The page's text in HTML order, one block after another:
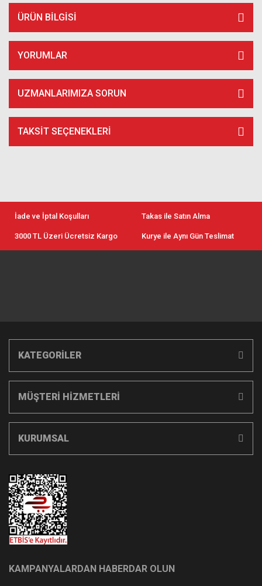
ÜRÜN BILGISI
YORUMLAR
UZMANLARIMIZA SORUN
TAKSIT SEÇENEKLERI
İade ve İptal Koşulları Takas ile Satın Alma
3000 TL Üzeri Ücretsiz Kargo Kurye ile Aynı Gün Teslimat
KATEGORİLER
MÜŞTERİ HİZMETLERİ
KURUMSAL
KAMPANYALARDAN HABERDAR OLUN